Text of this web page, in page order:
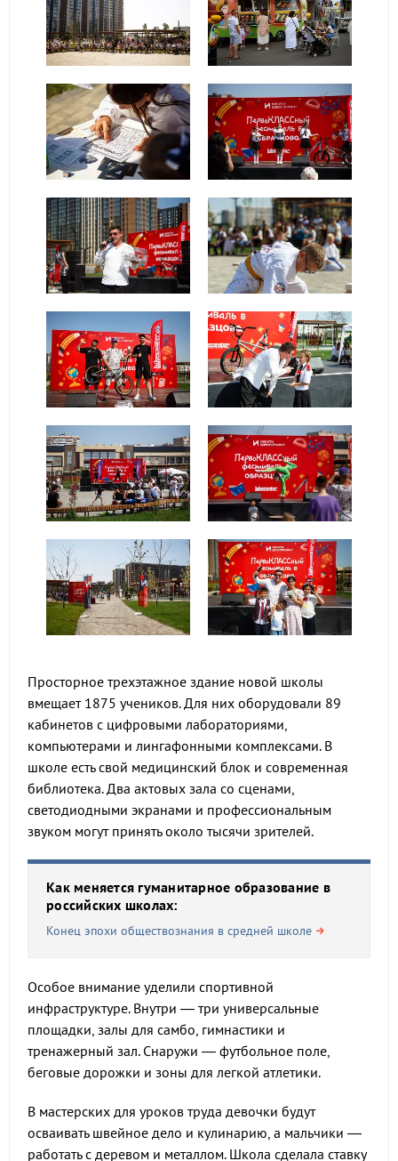
Просторное трехэтажное здание новой школы
вмещает 1875 учеников. Для них оборудовали 89
кабинетов с цифровыми лабораториями,
компьютерами и лингафонными комплексами. В
школе есть свой медицинский блок и современная
библиотека. Два актовых зала со сценами,
светодиодными экранами и профессиональным
звуком могут принять около тысячи зрителей.
Как меняется гуманитарное образование в
российских школах:
Конец эпохи обществознания в средней школе
Особое внимание уделили спортивной
инфраструктуре. Внутри — три универсальные
площадки, залы для самбо, гимнастики и
тренажерный зал. Снаружи — футбольное поле,
беговые дорожки и зоны для легкой атлетики.
В мастерских для уроков труда девочки будут
осваивать швейное дело и кулинарию, а мальчики —
работать с деревом и металлом. Школа сделала ставку